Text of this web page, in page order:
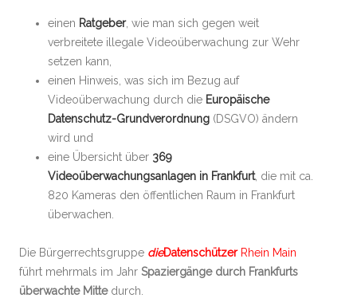
einen Ratgeber, wie man sich gegen weit
verbreitete illegale Videoüberwachung zur Wehr
setzen kann,
einen Hinweis, was sich im Bezug auf
Videoüberwachung durch die Europäische
Datenschutz-Grundverordnung (DSGVO) ändern
wird und
eine Übersicht über 369
Videoüberwachungsanlagen in Frankfurt, die mit ca.
820 Kameras den öffentlichen Raum in Frankfurt
überwachen.
Die Bürgerrechtsgruppe dieDatenschützerRhein Main
führt mehrmals im Jahr Spaziergänge durch Frankfurts
überwachte Mittedurch.